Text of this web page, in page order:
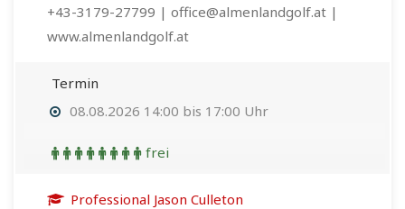
+43-3179-27799 | office@almenlandgolf.at |
www.almenlandgolf.at
Termin
08.08.2026 14:00 bis 17:00 Uhr
frei
Professional Jason Culleton